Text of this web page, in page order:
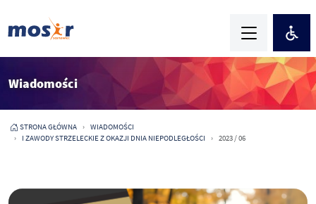
Wiadomości
STRONA GŁÓWNA
WIADOMOŚCI
I ZAWODY STRZELECKIE Z OKAZJI DNIA NIEPODLEGŁOŚCI
2023 / 06